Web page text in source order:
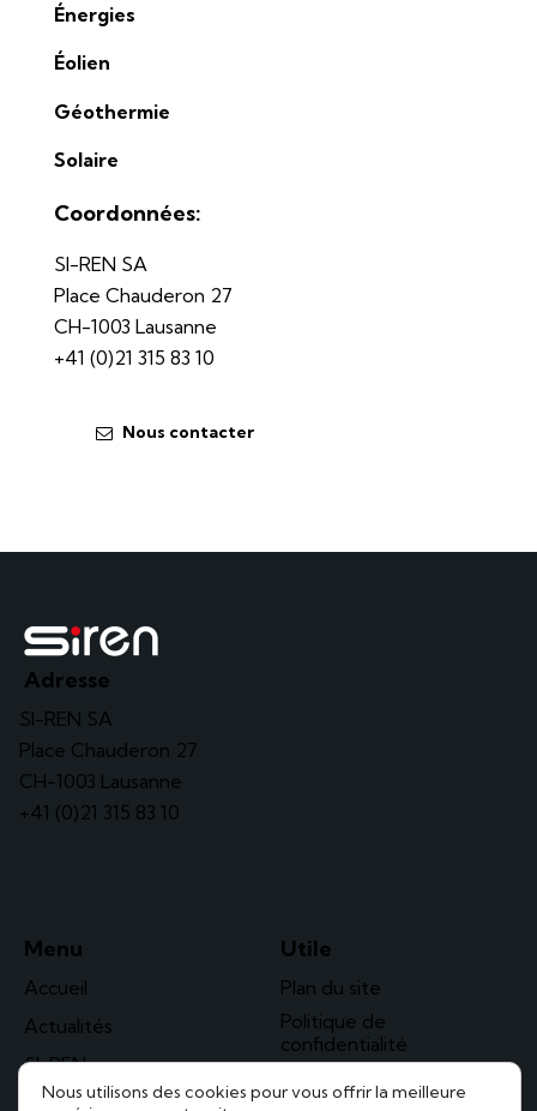
Énergies
Éolien
Géothermie
Solaire
Coordonnées:
SI-REN SA
Place Chauderon 27
CH-1003 Lausanne
+41 (0)21 315 83 10
Nous contacter
Adresse
SI-REN SA
Place Chauderon 27
CH-1003 Lausanne
+41 (0)21 315 83 10
Menu
Accueil
Actualités
SI-REN
Solaire
Utile
Plan du site
Politique de
confidentialité
Nous utilisons des cookies pour vous offrir la meilleure